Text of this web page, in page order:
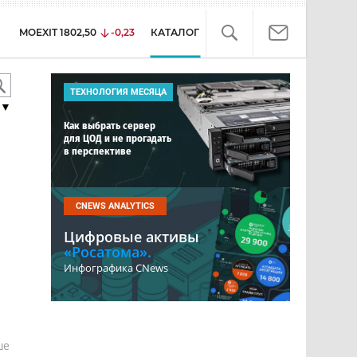
MOEXIT 1802,50 -0,23 КАТАЛОГ
ТЕХНОЛОГИЯ МЕСЯЦА
Как выбрать сервер
для ЦОД и не прогадать
в перспективе
CNEWS ANALYTICS
Цифровые активы
«Росатома».
Инфографика CNews